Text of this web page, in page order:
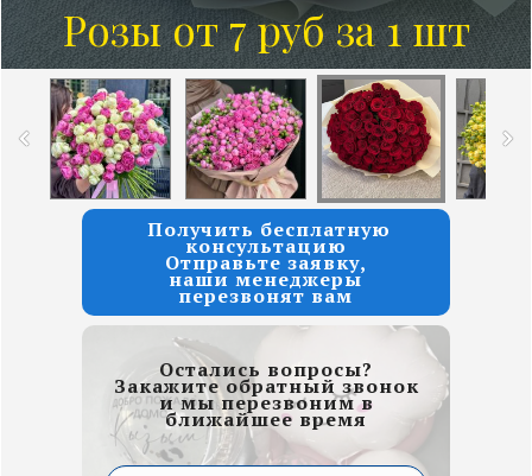
Розы от 7 руб за 1 шт
Получить бесплатную
консультацию
Отправьте заявку,
наши менеджеры
перезвонят вам
Остались вопросы?
Закажите обратный звонок
и мы перезвоним в
ближайшее время